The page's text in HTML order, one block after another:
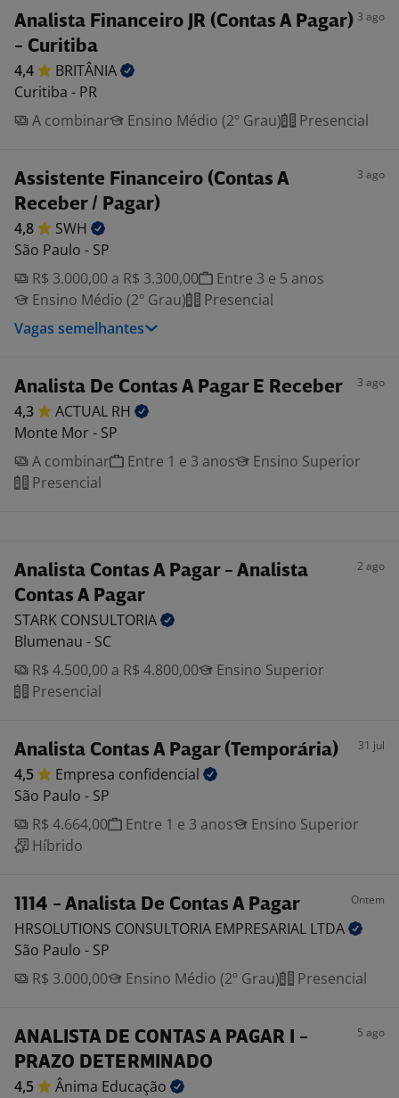
Analista Financeiro JR (Contas A Pagar)
- Curitiba
3 ago
4,4
BRITÂNIA
Curitiba - PR
A combinar
Ensino Médio (2º Grau) Presencial
Assistente Financeiro (Contas A
Receber / Pagar)
3 ago
4,8
SWH
São Paulo - SP
R$ 3.000,00 a R$ 3.300,00
Entre 3 e 5 anos
Ensino Médio (2º Grau)
Presencial
Vagas semelhantes
Analista De Contas A Pagar E Receber 3 ago
4,3 ACTUAL RH
Monte Mor - SP
A combinar
Entre 1 e 3 anos
Ensino Superior
Presencial
Analista Contas A Pagar - Analista
Contas A Pagar
2 ago
STARK CONSULTORIA
Blumenau - SC
R$ 4.500,00 a R$ 4.800,00
Ensino Superior
Presencial
Analista Contas A Pagar (Temporária) 31 jul
4,5 Empresa confidencial
São Paulo - SP
R$ 4.664,00
Entre 1 e 3 anos
Ensino Superior
Híbrido
1114 - Analista De Contas A Pagar Ontem
HRSOLUTIONS CONSULTORIA EMPRESARIAL LTDA
São Paulo - SP
R$ 3.000,00
Ensino Médio (2º Grau) Presencial
ANALISTA DE CONTAS A PAGAR I -
PRAZO DETERMINADO
5 ago
4,5 Ânima Educação